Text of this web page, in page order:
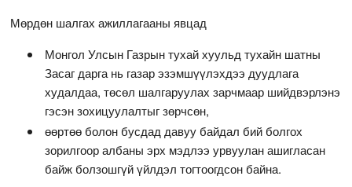
Мөрдөн шалгах ажиллагааны явцад
Монгол Улсын Газрын тухай хуульд тухайн шатны
Засаг дарга нь газар эзэмшүүлэхдээ дуудлага
худалдаа, төсөл шалгаруулах зарчмаар шийдвэрлэнэ
гэсэн зохицуулалтыг зөрчсөн,
өөртөө болон бусдад давуу байдал бий болгох
зорилгоор албаны эрх мэдлээ урвуулан ашигласан
байж болзошгүй үйлдэл тогтоогдсон байна.